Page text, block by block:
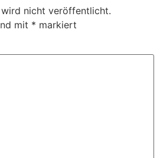
nicht veröffentlicht.
mit * markiert